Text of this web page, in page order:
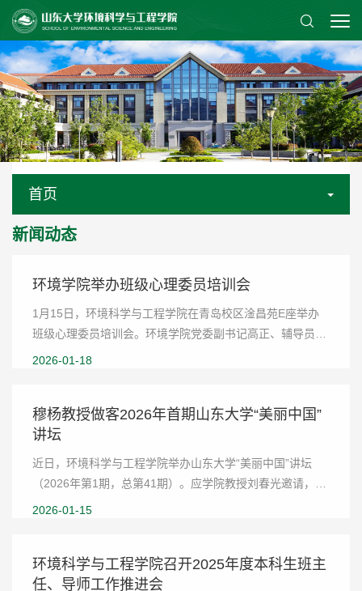
首页
新闻动态
环境学院举办班级心理委员培训会
1月15日，环境科学与工程学院在青岛校区淦昌苑E座举办
班级心理委员培训会。环境学院党委副书记高正、辅导员侯
强，以及各班级心理委员、部分学生骨干共同参会，为筑牢
2026-01-18
穆杨教授做客2026年首期山东大学“美丽中国”
讲坛
近日，环境科学与工程学院举办山东大学“美丽中国”讲坛
（2026年第1期，总第41期）。应学院教授刘春光邀请，中
国科学技术大学环境科学与工程系教授穆杨以“3D生物打印
2026-01-15
环境科学与工程学院召开2025年度本科生班主
任、导师工作推进会